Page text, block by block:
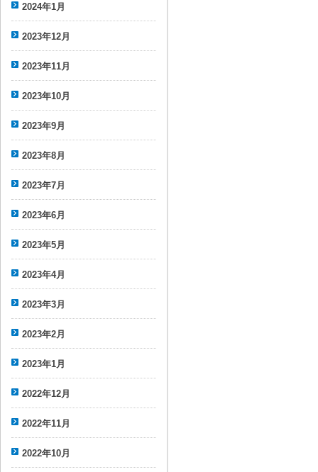
2024年1月
2023年12月
2023年11月
2023年10月
2023年9月
2023年8月
2023年7月
2023年6月
2023年5月
2023年4月
2023年3月
2023年2月
2023年1月
2022年12月
2022年11月
2022年10月